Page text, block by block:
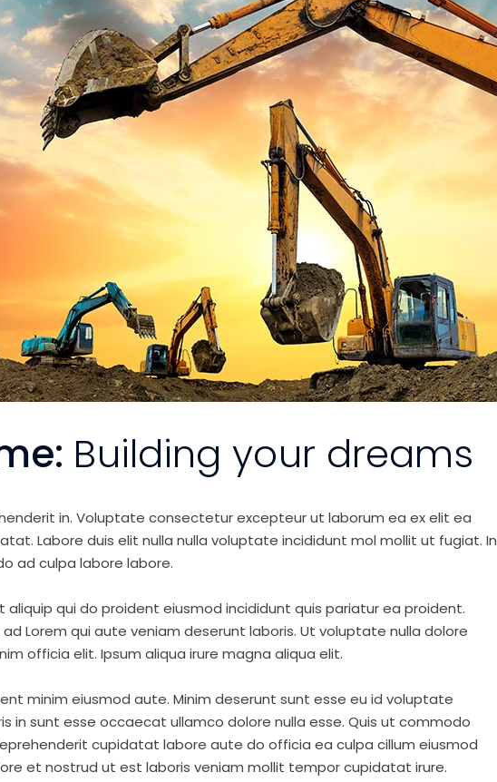
Building your dreams
in. Voluptate consectetur excepteur ut laborum ea ex elit ea
Labore duis elit nulla nulla voluptate incididunt mol mollit ut fugiat. In
ad culpa labore labore.
qui do proident eiusmod incididunt quis pariatur ea proident.
Lorem qui aute veniam deserunt laboris. Ut voluptate nulla dolore
officia elit. Ipsum aliqua irure magna aliqua elit.
minim eiusmod aute. Minim deserunt sunt esse eu id voluptate
in sunt esse occaecat ullamco dolore nulla esse. Quis ut commodo
cupidatat labore aute do officia ea culpa cillum eiusmod
et nostrud ut est laboris veniam mollit tempor cupidatat irure.